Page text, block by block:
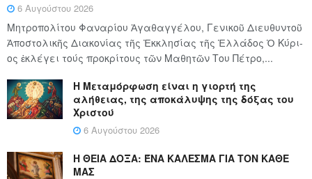
6 Αυγούστου 2026
Μητροπολίτου Φαναρίου Ἀγαθαγγέλου, Γενικοῦ Διευθυντοῦ
Ἀποστολικῆς Διακονίας τῆς Ἐκκλησίας τῆς Ἑλλάδος Ὁ Κύ­ρι­
ος ἐκλέγει τούς προ­κρί­τους τῶν Μα­θη­τῶν Του Πέ­τρο,...
Η Μεταμόρφωση είναι η γιορτή της
αλήθειας, της αποκάλυψης της δόξας του
Χριστού
6 Αυγούστου 2026
Η ΘΕΙΑ ΔΟΞΑ: ΈΝΑ ΚΑΛΕΣΜΑ ΓΙΑ ΤΟΝ ΚΑΘΕ
ΜΑΣ